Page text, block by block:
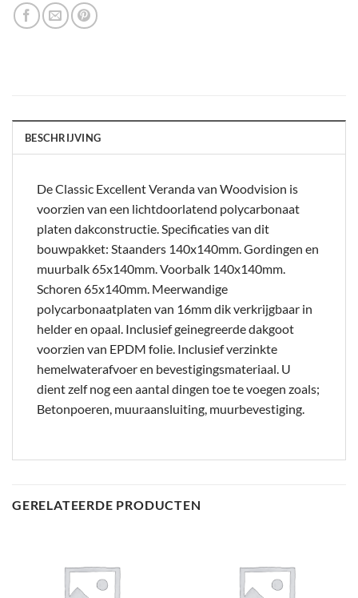
BESCHRIJVING
De Classic Excellent Veranda van Woodvision is
voorzien van een lichtdoorlatend polycarbonaat
platen dakconstructie. Specificaties van dit
bouwpakket: Staanders 140x140mm. Gordingen en
muurbalk 65x140mm. Voorbalk 140x140mm.
Schoren 65x140mm. Meerwandige
polycarbonaatplaten van 16mm dik verkrijgbaar in
helder en opaal. Inclusief geinegreerde dakgoot
voorzien van EPDM folie. Inclusief verzinkte
hemelwaterafvoer en bevestigingsmateriaal. U
dient zelf nog een aantal dingen toe te voegen zoals;
Betonpoeren, muuraansluiting, muurbevestiging.
GERELATEERDE PRODUCTEN